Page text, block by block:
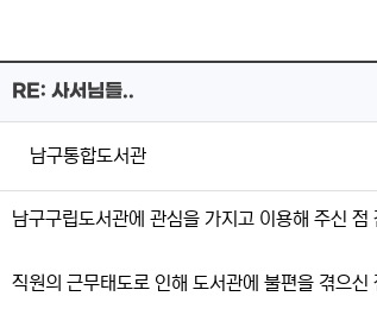
RE: 사서님들..
남구통합도서관
남구구립도서관에 관심을 가지고 이용해 주신 점
직원의 근무태도로 인해 도서관에 불편을 겪으신